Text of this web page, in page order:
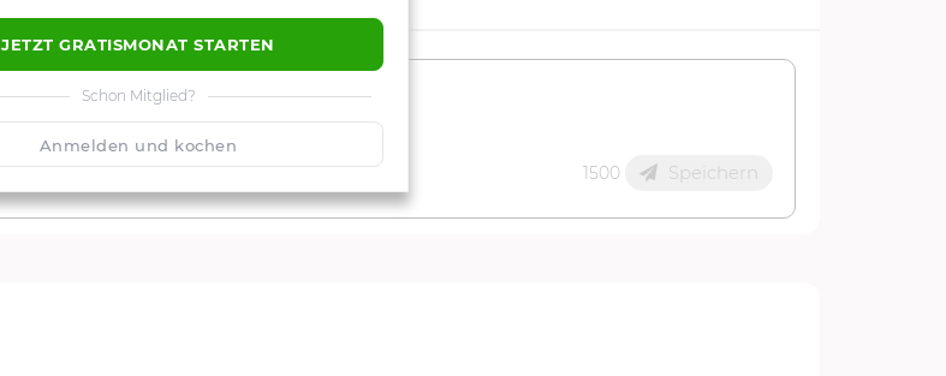
JETZT GRATISMONAT STARTEN
Schon Mitglied?
Anmelden und kochen
1500 Speichern